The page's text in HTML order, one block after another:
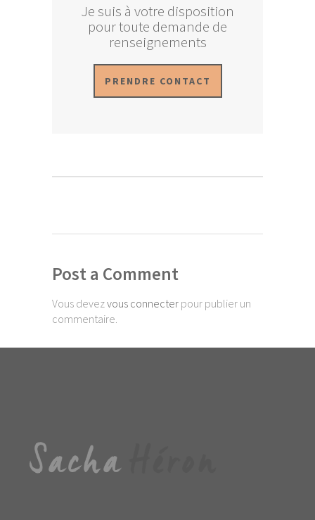
Je suis à votre disposition
pour toute demande de
renseignements
PRENDRE CONTACT
Post a Comment
Vous devezvous connecter pour publier un
commentaire.